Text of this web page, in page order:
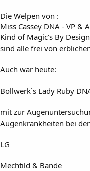
Die Welpen von :
Miss Cassey DNA - VP &
Kind of Magic's By Design
sind alle frei von
Auch war heute:
Bollwerk`s Lady Ruby
mit zur
Augenkrankheiten bei
LG
Mechtild & Bande